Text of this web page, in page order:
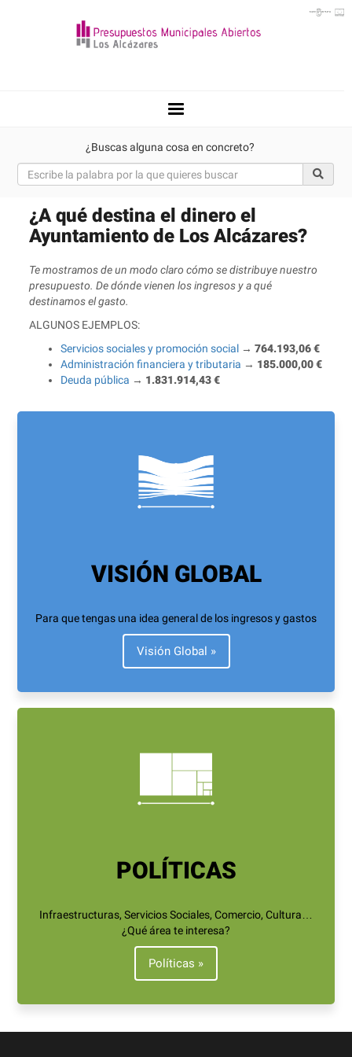
Toggle
¿Buscas alguna cosa en concreto?
¿A qué destina el dinero el
Ayuntamiento de Los Alcázares?
Te mostramos de un modo claro cómo se distribuye nuestro
presupuesto. De dónde vienen los ingresos y a qué
destinamos el gasto.
ALGUNOS EJEMPLOS:
Servicios sociales y promoción social →764.193,06 €
Administración financiera y tributaria → 185.000,00 €
Deuda pública → 1.831.914,43 €
VISIÓN GLOBAL
Para que tengas una idea general de los ingresos y gastos
Visión Global »
POLÍTICAS
Infraestructuras, Servicios Sociales, Comercio, Cultura…
¿Qué área te interesa?
Políticas »